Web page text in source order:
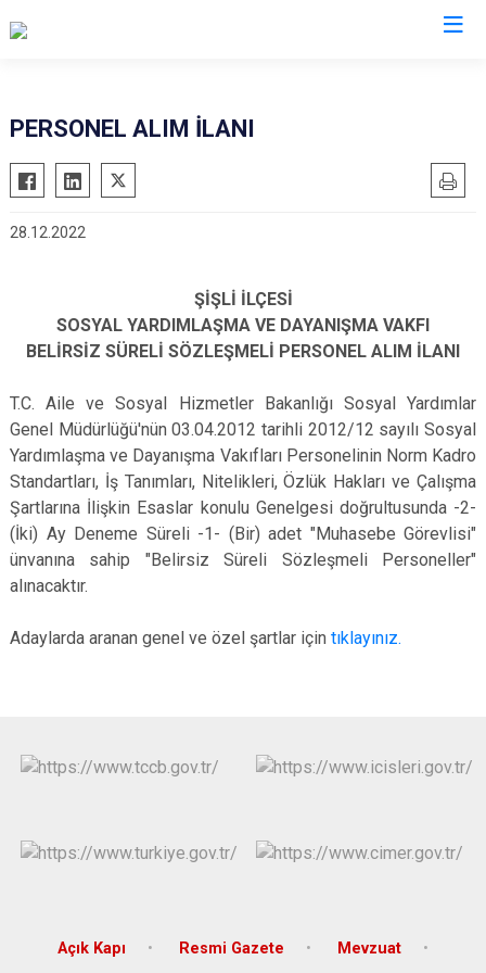
Adalar
Avcılar
Bağcılar
Bayrampaşa
Beykoz
Beyoğlu
Büyükçekmece
Çatalca
Esenler
Eyüpsultan
Kağıthane
Kartal
Maltepe
Pendik
Sarıyer
Şile
Silivri
Arnavutköy
Başakşehir
Beylikdüzü
Çekmeköy
Esenyurt
Sancaktepe
PERSONEL ALIM İLANI
28.12.2022
ŞİŞLİ İLÇESİ
SOSYAL YARDIMLAŞMA VE DAYANIŞMA VAKFI
BELİRSİZ SÜRELİ SÖZLEŞMELİ PERSONEL ALIM İLANI
T.C. Aile ve Sosyal Hizmetler Bakanlığı Sosyal Yardımlar
Genel Müdürlüğü'nün 03.04.2012 tarihli 2012/12 sayılı Sosyal
Yardımlaşma ve Dayanışma Vakıfları Personelinin Norm Kadro
Standartları, İş Tanımları, Nitelikleri, Özlük Hakları ve Çalışma
Şartlarına İlişkin Esaslar konulu Genelgesi doğrultusunda -2-
(İki) Ay Deneme Süreli -1- (Bir) adet "Muhasebe Görevlisi"
ünvanına sahip "Belirsiz Süreli Sözleşmeli Personeller"
alınacaktır.
Adaylarda aranan genel ve özel şartlar için tıklayınız.
Açık Kapı Resmi Gazete Mevzuat